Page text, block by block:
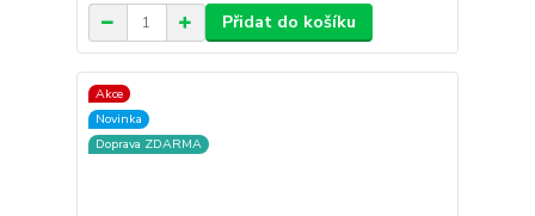
Přidat do košíku
Akce
Novinka
Doprava ZDARMA